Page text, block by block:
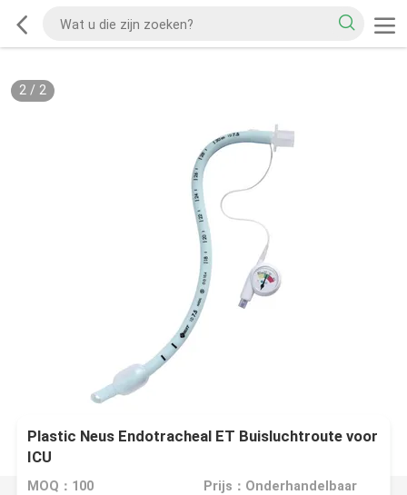
2/ 2
Plastic Neus Endotracheal ET Buisluchtroute voor
ICU
MOQ：100 Prijs：Onderhandelbaar